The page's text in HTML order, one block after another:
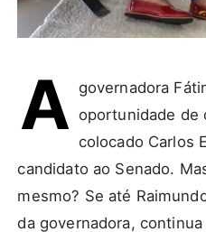
A governadora
oportunidade de
colocado Carlos
candidato ao Senado.
mesmo? Se até
da governadora,